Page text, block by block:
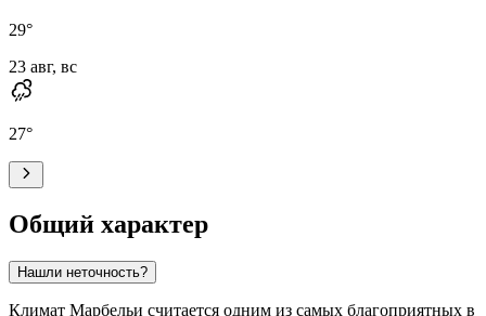
29°
23 авг, вс
27°
Общий характер
Нашли неточность?
Климат Марбельи считается одним из самых благоприятных в